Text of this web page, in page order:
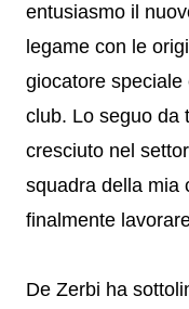
entusiasmo il
legame con le
giocatore
club. Lo seguo da
cresciuto nel
squadra della mia
finalmente
De Zerbi ha